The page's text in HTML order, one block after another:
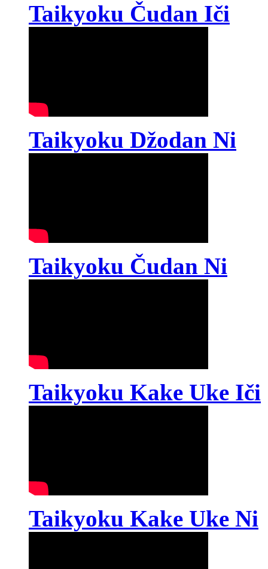
Taikyoku Čudan Iči
Taikyoku Džodan Ni
Taikyoku Čudan Ni
Taikyoku Kake Uke Iči
Taikyoku Kake Uke Ni